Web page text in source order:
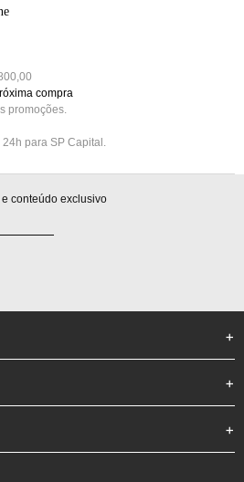
compra
promoções.
para SP Capital.